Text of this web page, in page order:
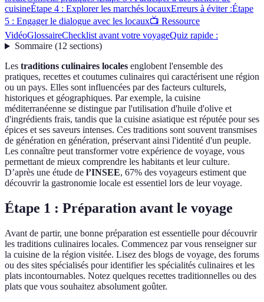
cuisineÉtape 4 : Explorer les marchés locauxErreurs à éviter :Étape
5 : Engager le dialogue avec les locaux📺 Ressource
VidéoGlossaireChecklist avant votre voyageQuiz rapide :
Sommaire(12 sections)
Les traditions culinaires locales englobent l'ensemble des
pratiques, recettes et coutumes culinaires qui caractérisent une région
ou un pays. Elles sont influencées par des facteurs culturels,
historiques et géographiques. Par exemple, la cuisine
méditerranéenne se distingue par l'utilisation d'huile d'olive et
d'ingrédients frais, tandis que la cuisine asiatique est réputée pour ses
épices et ses saveurs intenses. Ces traditions sont souvent transmises
de génération en génération, préservant ainsi l'identité d'un peuple.
Les connaître peut transformer votre expérience de voyage, vous
permettant de mieux comprendre les habitants et leur culture.
D’après une étude de l’INSEE, 67% des voyageurs estiment que
découvrir la gastronomie locale est essentiel lors de leur voyage.
Étape 1 : Préparation avant le voyage
Avant de partir, une bonne préparation est essentielle pour découvrir
les traditions culinaires locales. Commencez par vous renseigner sur
la cuisine de la région visitée. Lisez des blogs de voyage, des forums
ou des sites spécialisés pour identifier les spécialités culinaires et les
plats incontournables. Notez quelques recettes traditionnelles ou des
plats que vous souhaitez absolument goûter.